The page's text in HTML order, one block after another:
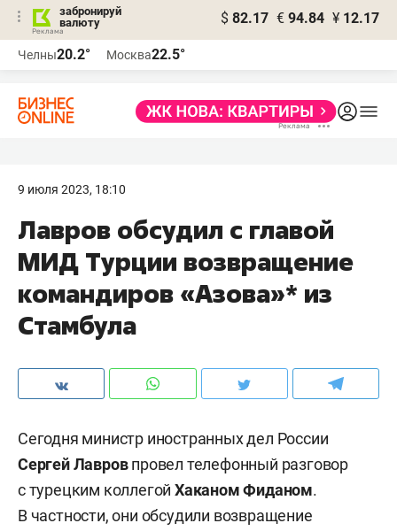
забронируй
валюту
$ 82.17 € 94.84 ¥ 12.17
Челны20.2° Москва22.5°
9 июля 2023, 18:10
Лавров обсудил с главой
МИД Турции возвращение
командиров «Азова»* из
Стамбула
Сегодня министр иностранных дел России
Сергей Лавровпровел телефонный разговор
с турецким коллегойХаканом Фиданом.
В частности, они обсудили возвращение